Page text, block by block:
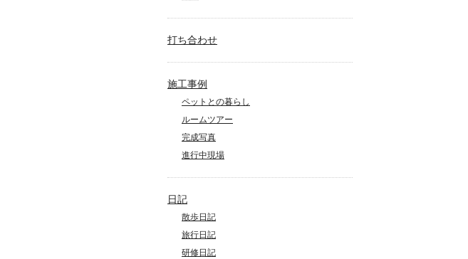
打ち合わせ
施工事例
ペットとの暮らし
ルームツアー
完成写真
進行中現場
日記
散歩日記
旅行日記
研修日記